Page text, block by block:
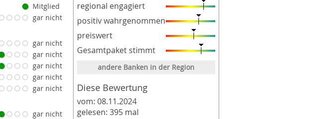
regional engagiert
positiv wahrgenommen
preiswert
Gesamtpaket stimmt
andere Banken in der Region
Diese Bewertung
vom: 08.11.2024
gelesen: 395 mal
Mitglied
gar nicht
gar nicht
gar nicht
gar nicht
gar nicht
gar nicht
gar nicht